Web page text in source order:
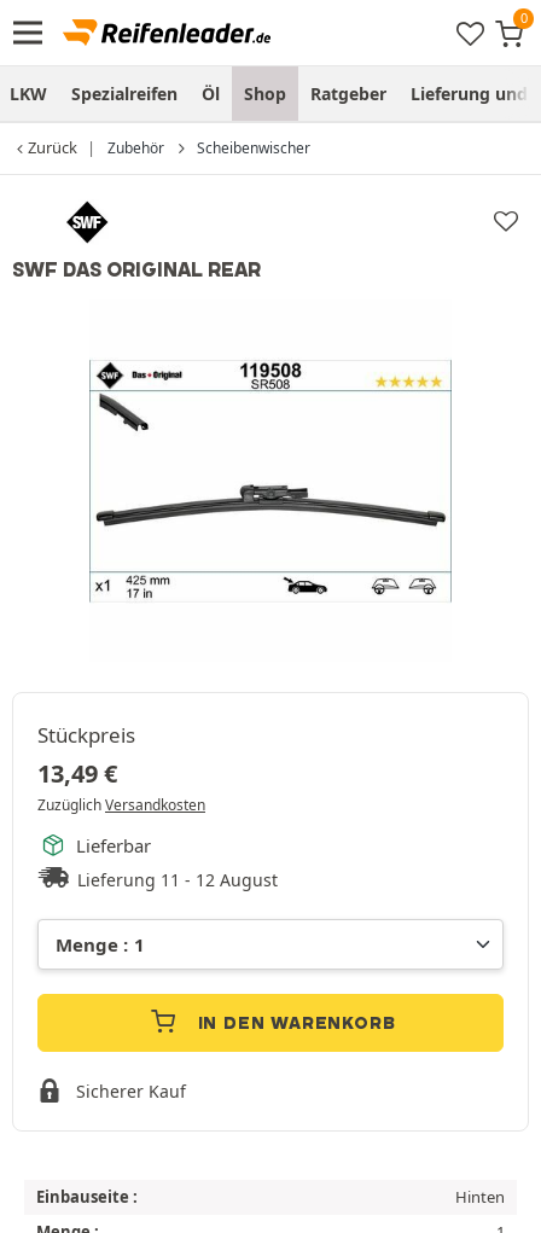
LKW Spezialreifen Öl Shop Ratgeber Lieferung und
Zurück Zubehör Scheibenwischer
SWF DAS ORIGINAL REAR
Stückpreis
13,49€
ZuzüglichVersandkosten
Lieferbar
Lieferung 11 - 12 August
IN DEN WARENKORB
Sicherer Kauf
Einbauseite :
Hinten